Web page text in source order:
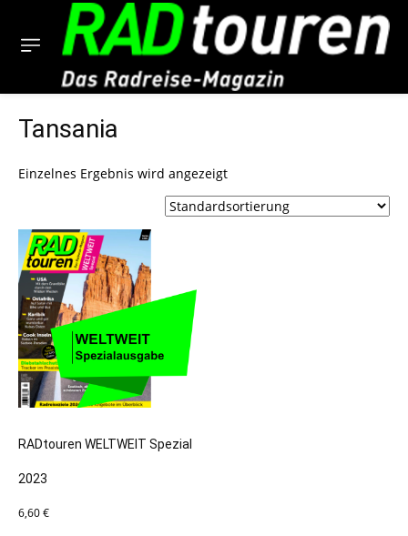
Tansania
Einzelnes Ergebnis wird angezeigt
RADtouren WELTWEIT Spezial
2023
6,60€